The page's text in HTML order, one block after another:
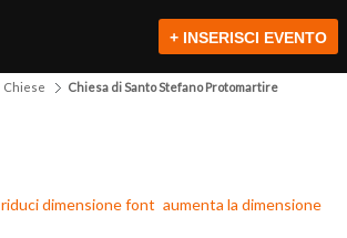
+ INSERISCI EVENTO
Chiese Chiesa di Santo Stefano Protomartire
riduci dimensione font aumenta la dimensione